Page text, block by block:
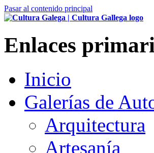
Pasar al contenido principal
Enlaces
Inicio
Galerías de
Arquitectura
Artesanía